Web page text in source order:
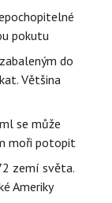
pokutu
do
Většina
se může
moři potopit
zemí světa.
Ameriky